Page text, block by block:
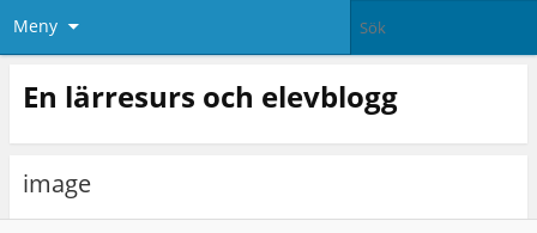
Meny
En lärresurs och elevblogg
image